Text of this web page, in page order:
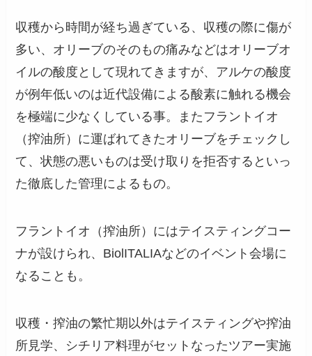
収穫から時間が経ち過ぎている、収穫の際に傷が
多い、オリーブのそのもの痛みなどはオリーブオ
イルの酸度として現れてきますが、アルケの酸度
が例年低いのは近代設備による酸素に触れる機会
を極端に少なくしている事。またフラントイオ
（搾油所）に運ばれてきたオリーブをチェックし
て、状態の悪いものは受け取りを拒否するといっ
た徹底した管理によるもの。
フラントイオ（搾油所）にはテイスティングコー
ナが設けられ、BiolITALIAなどのイベント会場に
なることも。
収穫・搾油の繁忙期以外はテイスティングや搾油
所見学、シチリア料理がセットなったツアー実施